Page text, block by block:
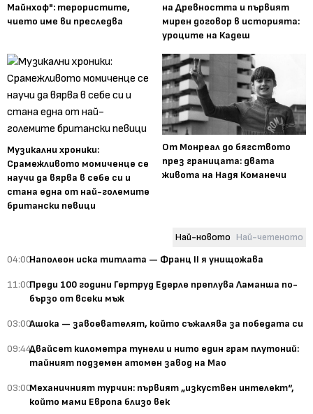
Майнхоф": терористите,
чието име ви преследва
на Древността и първият
мирен договор в историята:
уроците на Кадеш
Музикални хроники:
Срамежливото момиченце се
научи да вярва в себе си и
стана една от най-големите
британски певици
От Монреал до бягството
през границата: двата
живота на Надя Команечи
Най-новото Най-четеното
04:00Наполеон иска титлата — Франц II я унищожава
11:00Преди 100 години Гертруд Едерле преплува Ламанша по-
бързо от всеки мъж
03:00Ашока — завоевателят, който съжалява за победата си
09:44Двайсет километра тунели и нито един грам плутоний:
тайният подземен атомен завод на Мао
03:00Механичният турчин: първият „изкуствен интелект“,
който мами Европа близо век